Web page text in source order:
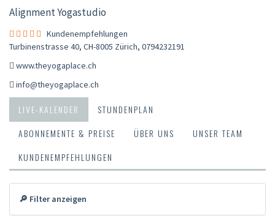
Alignment Yogastudio
Kundenempfehlungen
Turbinenstrasse 40, CH-8005 Zürich, 0794232191
www.theyogaplace.ch
info@theyogaplace.ch
LIVE-KALENDER
STUNDENPLAN
ABONNEMENTE & PREISE
ÜBER UNS
UNSER TEAM
KUNDENEMPFEHLUNGEN
🔎 Filter anzeigen